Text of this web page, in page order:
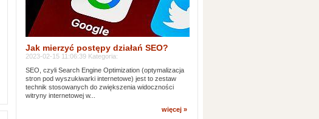
Jak mierzyć postępy działań SEO?
2023-02-15 11:06:39 Kategoria:
SEO, czyli Search Engine Optimization (optymalizacja
stron pod wyszukiwarki internetowe) jest to zestaw
technik stosowanych do zwiększenia widoczności
witryny internetowej w...
więcej »